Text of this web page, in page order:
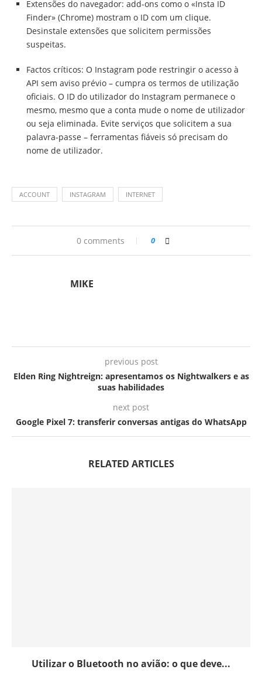
Extensões do navegador: add-ons como o «Insta ID
Finder» (Chrome) mostram o ID com um clique.
Desinstale extensões que solicitem permissões
suspeitas.
Factos críticos: O Instagram pode restringir o acesso à
API sem aviso prévio – cumpra os termos de utilização
oficiais. O ID do utilizador do Instagram permanece o
mesmo, mesmo que a conta mude o nome de utilizador
ou seja eliminada. Evite serviços que solicitem a sua
palavra-passe – ferramentas fiáveis só precisam do
nome de utilizador.
ACCOUNT INSTAGRAM INTERNET
0 comments 0
MIKE
previous post
Elden Ring Nightreign: apresentamos os Nightwalkers e as
suas habilidades
next post
Google Pixel 7: transferir conversas antigas do WhatsApp
RELATED ARTICLES
Utilizar o Bluetooth no avião: o que deve...